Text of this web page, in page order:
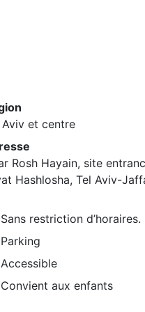
Aviv et centre
Rosh Hayain, site
Hashlosha, Tel Aviv-
Sans restriction d’horaires.
Parking
Accessible
Convient aux enfants